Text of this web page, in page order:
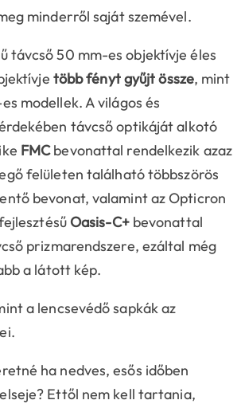
minderről saját szemével.
távcső 50 mm-es objektívje éles
több fényt gyűjt össze, mint
modellek. A világos és
távcső optikáját alkotó
FMCbevonattal rendelkezik azaz
felületen található többszörös
bevonat, valamint az Opticron
Oasis-C+ bevonattal
prizmarendszere, ezáltal még
a látott kép.
a lencsevédő sapkák az
ha nedves, esős időben
Ettől nem kell tartania,